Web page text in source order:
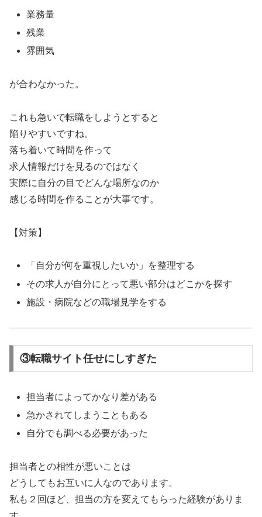
業務量
残業
雰囲気
が合わなかった。
これも急いで転職をしようとすると
陥りやすいですね。
落ち着いて時間を作って
求人情報だけを見るのではなく
実際に自分の目でどんな場所なのか
感じる時間を作ることが大事です。
【対策】
「自分が何を重視したいか」を整理する
その求人が自分にとって悪い部分はどこかを探す
施設・病院などの職場見学をする
③転職サイト任せにしすぎた
担当者によってかなり差がある
急かされてしまうこともある
自分でも調べる必要があった
担当者との相性が悪いことは
どうしてもお互いに人なのであります。
私も２回ほど、担当の方を変えてもらった経験がありま